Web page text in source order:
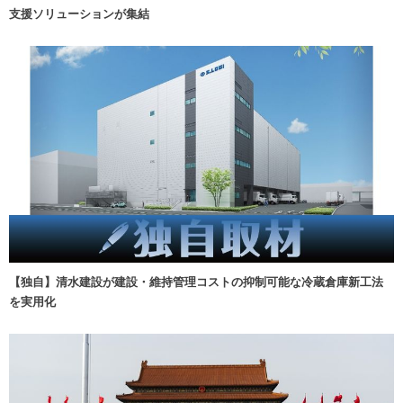
支援ソリューションが集結
【独自】清水建設が建設・維持管理コストの抑制可能な冷蔵倉庫新工法
を実用化